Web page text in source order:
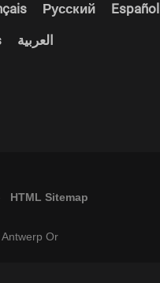
Русский Español
العربية
HTML Sitemap
Or